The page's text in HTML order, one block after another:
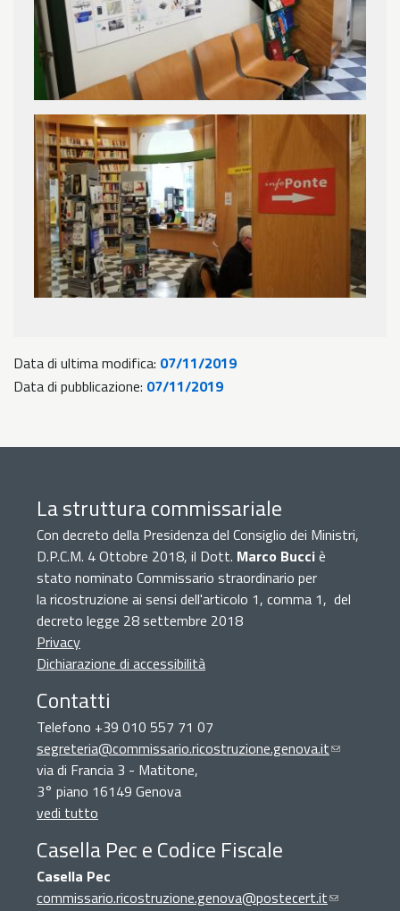
Data di ultima modifica: 07/11/2019
Data di pubblicazione: 07/11/2019
La struttura commissariale
Con decreto della Presidenza del Consiglio dei Ministri,
D.P.C.M. 4 Ottobre 2018, il Dott. Marco Bucciè
stato nominato Commissario straordinario per
la ricostruzione ai sensi dell'articolo 1, comma 1, del
decreto legge 28 settembre 2018
Privacy
Dichiarazione di accessibilità
Contatti
Telefono +39 010 557 71 07
segreteria@commissario.ricostruzione.genova.it(link
via di Francia 3 - Matitone,
3° piano 16149 Genova
vedi tutto
Casella Pec e Codice Fiscale
Casella Pec
commissario.ricostruzione.genova@postecert.it(link